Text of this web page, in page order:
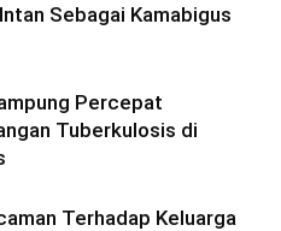
Sebagai Kamabigus
Percepat
Tuberkulosis di
Terhadap Keluarga